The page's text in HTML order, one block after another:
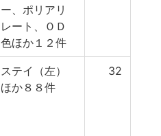
ー、ポリアリ
レート、ＯＤ
色ほか１２件
ステイ（左）
ほか８８件
32